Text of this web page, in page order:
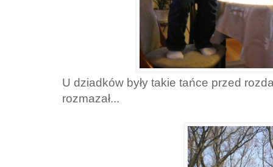
U dziadków były takie tańce przed
rozmazał...